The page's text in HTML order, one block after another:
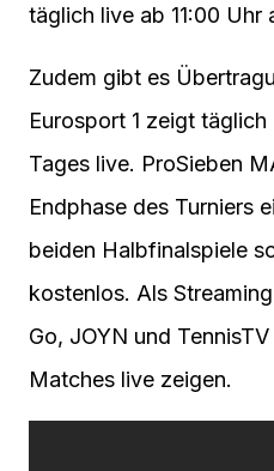
täglich live ab 11:00 Uhr
Zudem gibt es
Eurosport 1 zeigt
Tages live. ProSieben
Endphase des Turniers
beiden Halbfinalspiele
kostenlos. Als
Go, JOYN und
Matches live zeigen.